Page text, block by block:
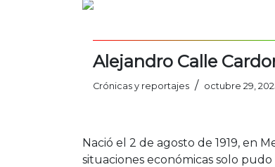
Alejandro Calle
Crónicas y reportajes / octubre 29,
Nació el 2 de agosto de 1919, en
situaciones económicas solo